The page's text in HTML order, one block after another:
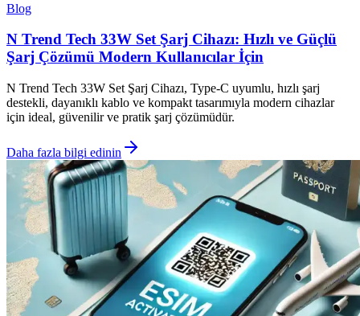
Blog
N Trend Tech 33W Set Şarj Cihazı: Hızlı ve Güçlü
Şarj Çözümü Modern Kullanıcılar İçin
N Trend Tech 33W Set Şarj Cihazı, Type-C uyumlu, hızlı şarj
destekli, dayanıklı kablo ve kompakt tasarımıyla modern cihazlar
için ideal, güvenilir ve pratik şarj çözümüdür.
Daha fazla bilgi edinin